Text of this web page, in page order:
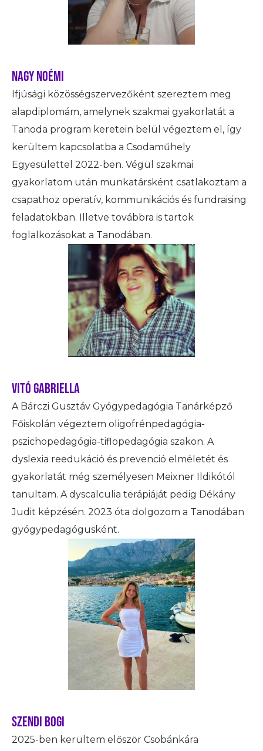
Nagy Noémi
Ifjúsági közösségszervezőként szereztem meg
alapdiplomám, amelynek szakmai gyakorlatát a
Tanoda program keretein belül végeztem el, így
kerültem kapcsolatba a Csodaműhely
Egyesülettel 2022-ben. Végül szakmai
gyakorlatom után munkatársként csatlakoztam a
csapathoz operatív, kommunikációs és fundraising
feladatokban. Illetve továbbra is tartok
foglalkozásokat a Tanodában.
Vitó Gabriella
A Bárczi Gusztáv Gyógypedagógia Tanárképző
Főiskolán végeztem oligofrénpedagógia-
pszichopedagógia-tiflopedagógia szakon. A
dyslexia reedukáció és prevenció elméletét és
gyakorlatát még személyesen Meixner Ildikótól
tanultam. A dyscalculia terápiáját pedig Dékány
Judit képzésén. 2023 óta dolgozom a Tanodában
gyógypedagógusként.
Szendi Bogi
2025-ben kerültem először Csobánkára